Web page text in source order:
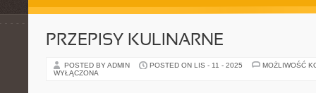
PRZEPISY KULINARNE
POSTED BY ADMIN POSTED ON LIS - 11 - 2025
MOŻLIWOŚĆ
WYŁĄCZONA